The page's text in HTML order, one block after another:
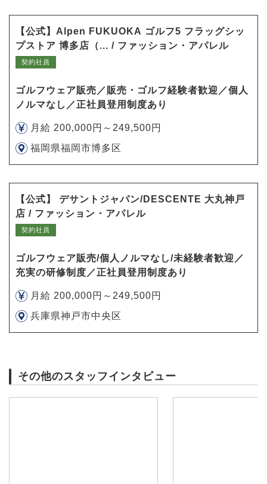
【公式】Alpen FUKUOKA ゴルフ5 フラッグシッ
プストア 博多店（... / ファッション・アパレル
契約社員
ゴルフウェア販売／販売・ゴルフ経験者歓迎／個人
ノルマなし／正社員登用制度あり
月給 200,000円～249,500円
福岡県福岡市博多区
【公式】 デサントジャパン/DESCENTE 大丸神戸
店 / ファッション・アパレル
契約社員
ゴルフウェア販売/個人ノルマなし/未経験者歓迎／
充実の研修制度／正社員登用制度あり
月給 200,000円～249,500円
兵庫県神戸市中央区
その他のスタッフインタビュー